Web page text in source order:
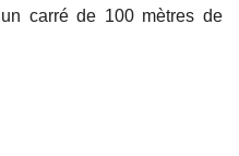
carré de 100 mètres de